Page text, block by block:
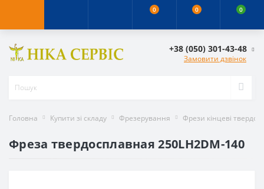
0 0 0
+38 (050) 301-43-48
Замовити дзвінок
Головна Купити зі складу Фрезерування Фрези кінцеві
Фреза твердосплавная 250LH2DM-140